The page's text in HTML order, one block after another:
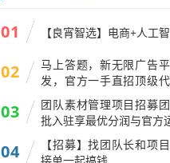
01 【良宵智选】电商+人工
02
马上答题，新无限广告
发，官方一手直招顶级
拉满
03
团队素材管理项目招募
批入驻享最优分润与官方
04
【招募】找团队长和项